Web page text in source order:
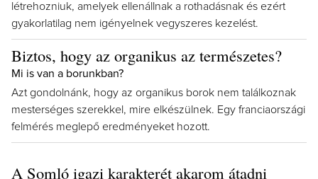
létrehozniuk, amelyek ellenállnak a rothadásnak és ezért
gyakorlatilag nem igényelnek vegyszeres kezelést.
Biztos, hogy az organikus az természetes?
Mi is van a borunkban?
Azt gondolnánk, hogy az organikus borok nem találkoznak
mesterséges szerekkel, mire elkészülnek. Egy franciaországi
felmérés meglepő eredményeket hozott.
A Somló igazi karakterét akarom átadni